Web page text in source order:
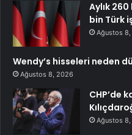
Aylık
bin Türk
Ağustos
Wendy’s hisseleri neden
Ağustos 8, 2026
CHP’de
Ağustos